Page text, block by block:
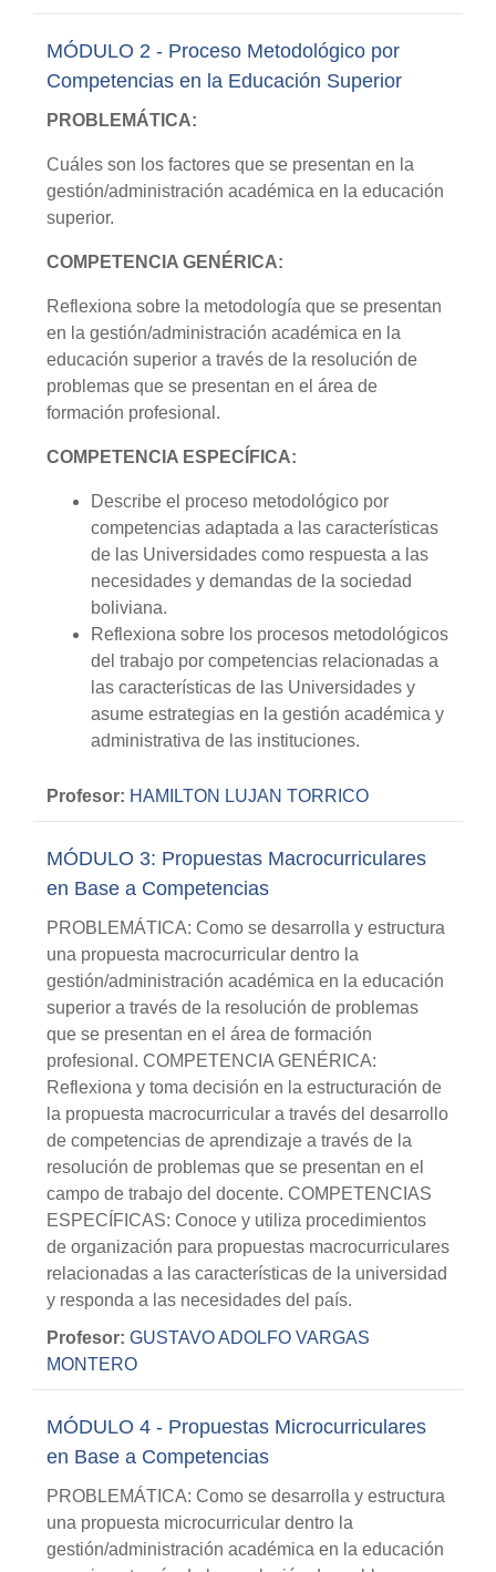
MÓDULO 2 - Proceso Metodológico por
Competencias en la Educación Superior
PROBLEMÁTICA:
Cuáles son los factores que se presentan en la
gestión/administración académica en la educación
superior.
COMPETENCIA GENÉRICA:
Reflexiona sobre la metodología que se presentan
en la gestión/administración académica en la
educación superior a través de la resolución de
problemas que se presentan en el área de
formación profesional.
COMPETENCIA ESPECÍFICA:
Describe el proceso metodológico por
competencias adaptada a las características
de las Universidades como respuesta a las
necesidades y demandas de la sociedad
boliviana.
Reflexiona sobre los procesos metodológicos
del trabajo por competencias relacionadas a
las características de las Universidades y
asume estrategias en la gestión académica y
administrativa de las instituciones.
Profesor: HAMILTON LUJAN TORRICO
MÓDULO 3: Propuestas Macrocurriculares
en Base a Competencias
PROBLEMÁTICA: Como se desarrolla y estructura
una propuesta macrocurricular dentro la
gestión/administración académica en la educación
superior a través de la resolución de problemas
que se presentan en el área de formación
profesional. COMPETENCIA GENÉRICA:
Reflexiona y toma decisión en la estructuración de
la propuesta macrocurricular a través del desarrollo
de competencias de aprendizaje a través de la
resolución de problemas que se presentan en el
campo de trabajo del docente. COMPETENCIAS
ESPECÍFICAS: Conoce y utiliza procedimientos
de organización para propuestas macrocurriculares
relacionadas a las características de la universidad
y responda a las necesidades del país.
Profesor: GUSTAVO ADOLFO VARGAS
MONTERO
MÓDULO 4 - Propuestas Microcurriculares
en Base a Competencias
PROBLEMÁTICA: Como se desarrolla y estructura
una propuesta microcurricular dentro la
gestión/administración académica en la educación